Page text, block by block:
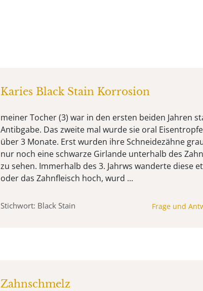
Karies Black Stain Korrosion
meiner Tocher (3) war in den ersten beiden Jahren
Antibgabe. Das zweite mal wurde sie oral
über 3 Monate. Erst wurden ihre Schneidezähne
nur noch eine schwarze Girlande unterhalb des
zu sehen. Immerhalb des 3. Jahrws wanderte diese
oder das Zahnfleisch hoch, wurd ...
Stichwort: Black Stain Frage und
Zahnschmelz